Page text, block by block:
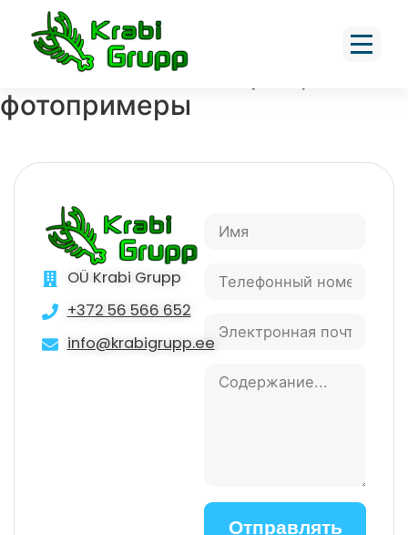
Толщина 80-120 мм,
специальные фасонные
элементы лестниц r/b,
фотопримеры
OÜ Krabi Grupp
+372 56 566 652
info@krabigrupp.ee